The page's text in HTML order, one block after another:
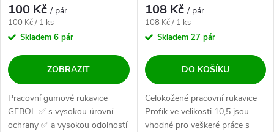
100 Kč/ pár
Měrná cena:
100 Kč / 1 ks
Skladem 6 pár
ZOBRAZIT
Pracovní gumové rukavice
GEBOL ✅ s vysokou úrovní
ochrany ✅ a vysokou odolností
108 Kč/ pár
Měrná cena:
108 Kč / 1 ks
Skladem 27 pár
DO KOŠÍKU
Celokožené pracovní rukavice
Profík ve velikosti 10,5 jsou
vhodné pro veškeré práce s